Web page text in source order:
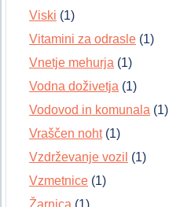
Viski (1)
Vitamini za odrasle (1)
Vnetje mehurja (1)
Vodna doživetja (1)
Vodovod in komunala (1)
Vraščen noht(1)
Vzdrževanje vozil (1)
Vzmetnice (1)